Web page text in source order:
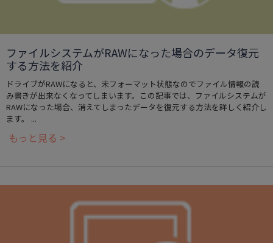
ファイルシステムがRAWになった場合のデータ復元
する方法を紹介
ドライブがRAWになると、未フォーマット状態なのでファイル情報の読
み書きが出来なくなってしまいます。この記事では、ファイルシステムが
RAWになった場合、消えてしまったデータを復元する方法を詳しく紹介し
ます。 ...
もっと見る >